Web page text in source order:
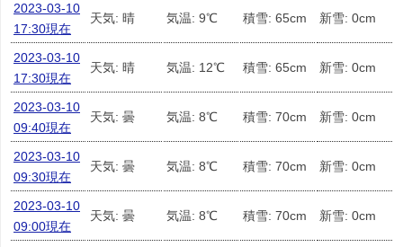
2023-03-10
17:30現在
天気: 晴 気温: 9℃ 積雪: 65cm 新雪: 0cm
2023-03-10
17:30現在
天気: 晴 気温: 12℃ 積雪: 65cm 新雪: 0cm
2023-03-10
09:40現在
天気: 曇 気温: 8℃ 積雪: 70cm 新雪: 0cm
2023-03-10
09:30現在
天気: 曇 気温: 8℃ 積雪: 70cm 新雪: 0cm
2023-03-10
09:00現在
天気: 曇 気温: 8℃ 積雪: 70cm 新雪: 0cm